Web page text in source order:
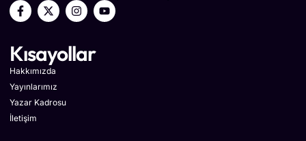
Kısayollar
Hakkımızda
Yayınlarımız
Yazar Kadrosu
İletişim